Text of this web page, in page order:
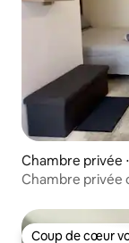
Chambre privée
Chambre privée
Coup de cœur